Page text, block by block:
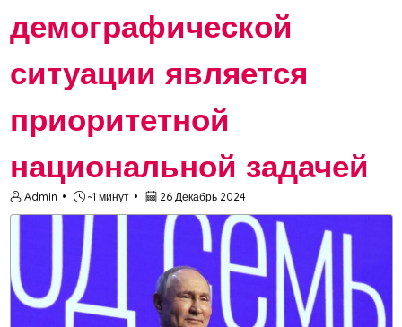
демографической
ситуации является
приоритетной
национальной задачей
Admin ~1 минут 26 Декабрь 2024